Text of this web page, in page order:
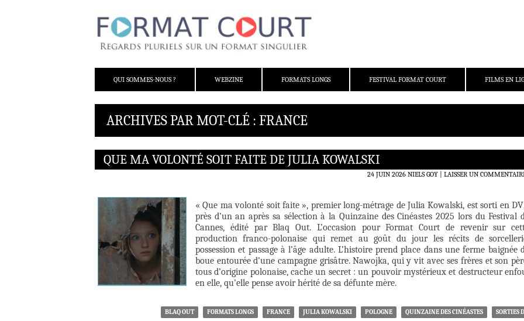
QUI SOMMES-NOUS ?
WEBZINE FORMATS LONGS FESTIVAL FORMAT COURT FILMS EN
ARCHIVES PAR MOT-CLÉ : FRANCE
QUE MA VOLONTÉ SOIT FAITE DE JULIA KOWALSKI
24 JUIN 2026 NIELS GOY LAISSER UN
« Que ma volonté soit faite », premier long-métrage de Julia Kowalski, est sorti en
près d’un an après sa sélection à la Quinzaine des Cinéastes 2025 lors du Festival
Cannes, édité par Blaq Out. L’occasion pour Format Court de revenir sur
production franco-polonaise qui remet au goût du jour les récits de
possession et passage à l’âge adulte. L’histoire prend place dans une ferme baignée
boue entourée d’une campagne grisâtre. Nawojka, qui y vit avec ses frères et son
tous d’origine polonaise, cache un secret : un pouvoir mystérieux et destructeur
en elle, qu’elle pense avoir hérité de sa défunte mère.
BLAQ OUT FORMATS LONGS FRANCE JULIA KOWALSKI POLOGNE QUINZAINE DES CINÉASTES SORTIES